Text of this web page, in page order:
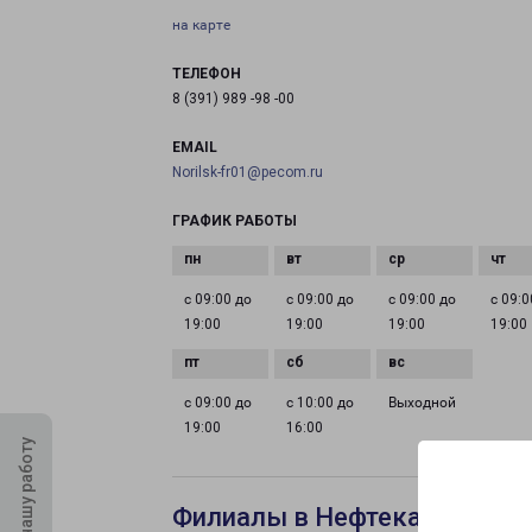
на карте
ТЕЛЕФОН
8 (391) 989 -98 -00
EMAIL
Norilsk-fr01@pecom.ru
ГРАФИК РАБОТЫ
с 09:00 до
19:00
с 09:00 до
19:00
с 09:00 до
19:00
с
19:00
с 09:00 до
19:00
с 10:00 до
16:00
Выходной
Филиалы в Нефтекамске